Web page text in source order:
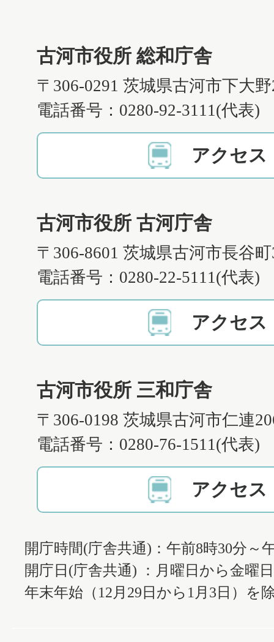
古河市役所 総和庁舎
〒306-0291 茨城県古河市下大
電話番号：0280-92-3111(代表)
アクセス
古河市役所 古河庁舎
〒306-8601 茨城県古河市長谷
電話番号：0280-22-5111(代表)
アクセス
古河市役所 三和庁舎
〒306-0198 茨城県古河市仁連
電話番号：0280-76-1511(代表)
アクセス
開庁時間(庁舎共通)：午前8時30分～
開庁日(庁舎共通) ：月曜日から金曜
年末年始（12月29日から1月3日）を